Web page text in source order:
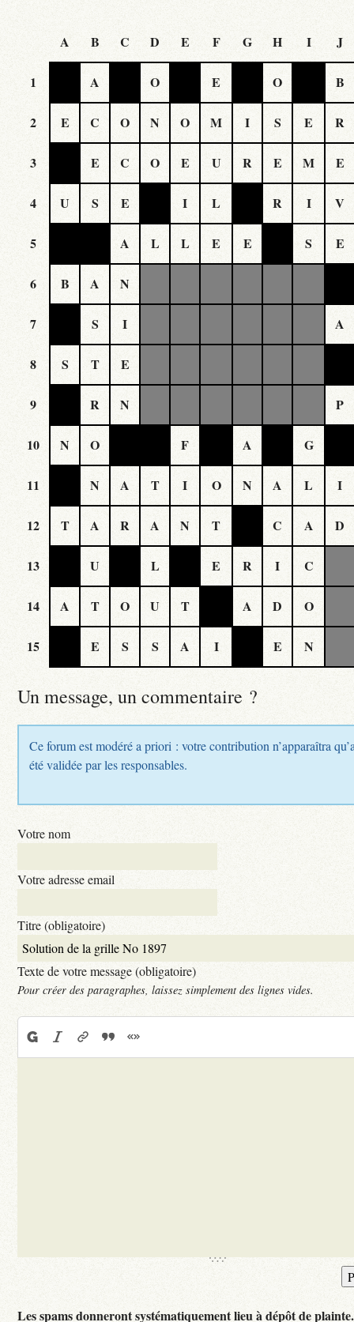
A B C D E F G H I J
1 A O E O B
2 E C O N O M I S E R
3 E C O E U R E M E
4 U S E I L R I V
5 A L L E E S E
6 B A N
7 S I A
8 S T E
9 R N P
10 N O F A G
11 N A T I O N A L I
12 T A R A N T C A D
13 U L E R I C
14 A T O U T A D O
15 E S S A I E N
Un message, un commentaire ?
Ce forum est modéré a priori : votre contribution n’apparaîtra
été validée par les responsables.
Votre nom
Votre adresse email
Titre (obligatoire)
Texte de votre message (obligatoire)
Pour créer des paragraphes, laissez simplement des lignes vides.
Les spams donneront systématiquement lieu à dépôt de